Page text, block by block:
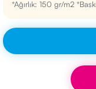
*Ağırlık: 150 gr/m2